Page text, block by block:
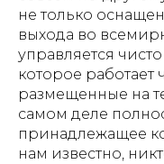
не только
выхода во
управляется
которое работает
размещенные на
самом деле
принадлежащее
нам известно,